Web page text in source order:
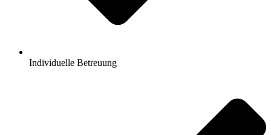
Individuelle Betreuung